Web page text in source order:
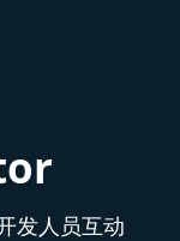
发人员互动